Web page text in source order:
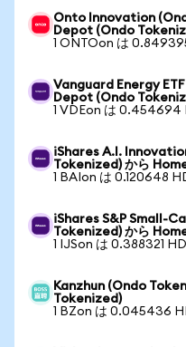
Onto Innovation
Depot (Ondo
1 ONTOon は
Vanguard Energy
Depot (Ondo
1 VDEon は 0.454694
iShares A.I.
Tokenized) から
1 BAIon は 0.120648
iShares S&P Small-
Tokenized) から
1 IJSon は 0.388321
Kanzhun (Ondo
Tokenized)
1 BZon は 0.045436